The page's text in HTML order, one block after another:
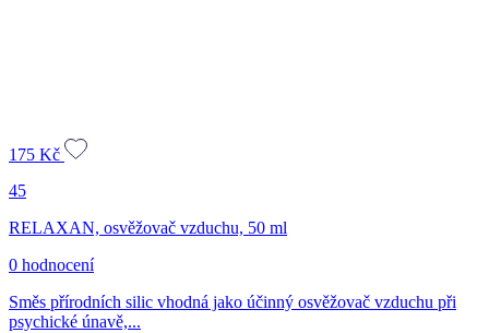
175 Kč
45
RELAXAN, osvěžovač vzduchu, 50 ml
0 hodnocení
Směs přírodních silic vhodná jako účinný osvěžovač vzduchu při
psychické únavě,...